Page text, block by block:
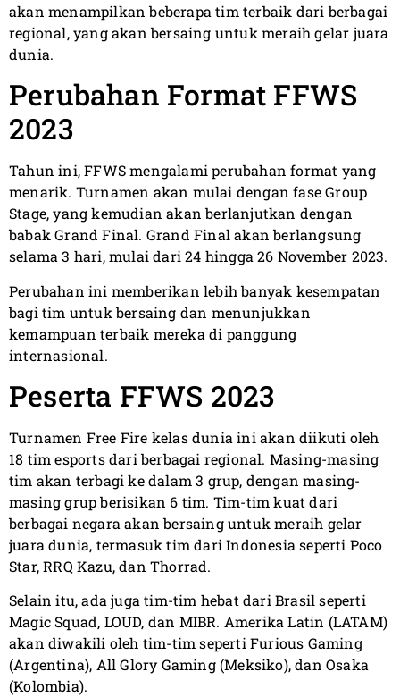
akan menampilkan beberapa tim terbaik dari berbagai
regional, yang akan bersaing untuk meraih gelar juara
dunia.
Perubahan Format FFWS
2023
Tahun ini, FFWS mengalami perubahan format yang
menarik. Turnamen akan mulai dengan fase Group
Stage, yang kemudian akan berlanjutkan dengan
babak Grand Final. Grand Final akan berlangsung
selama 3 hari, mulai dari 24 hingga 26 November 2023.
Perubahan ini memberikan lebih banyak kesempatan
bagi tim untuk bersaing dan menunjukkan
kemampuan terbaik mereka di panggung
internasional.
Peserta FFWS 2023
Turnamen Free Fire kelas dunia ini akan diikuti oleh
18 tim esports dari berbagai regional. Masing-masing
tim akan terbagi ke dalam 3 grup, dengan masing-
masing grup berisikan 6 tim. Tim-tim kuat dari
berbagai negara akan bersaing untuk meraih gelar
juara dunia, termasuk tim dari Indonesia seperti Poco
Star, RRQ Kazu, dan Thorrad.
Selain itu, ada juga tim-tim hebat dari Brasil seperti
Magic Squad, LOUD, dan MIBR. Amerika Latin (LATAM)
akan diwakili oleh tim-tim seperti Furious Gaming
(Argentina), All Glory Gaming (Meksiko), dan Osaka
(Kolombia).